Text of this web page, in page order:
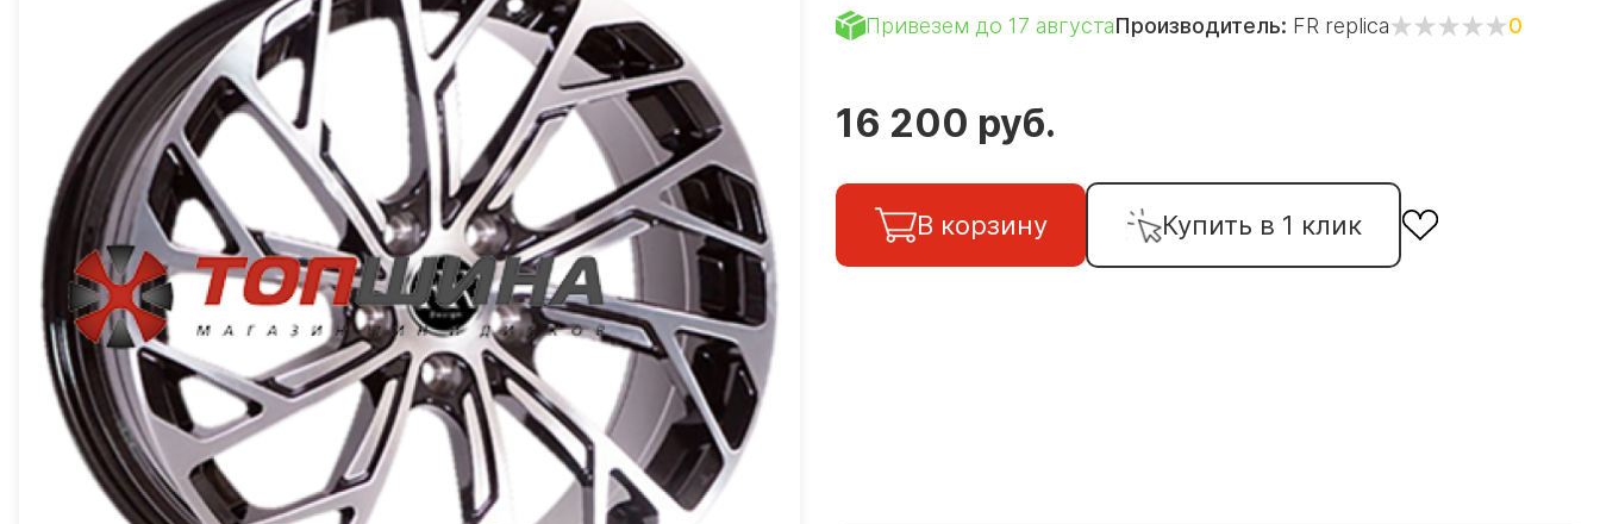
Привезем до 17 августаПроизводитель: FR replica 0
16 200 руб.
В корзину Купить в 1 клик